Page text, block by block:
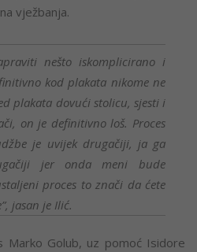
vježbanja.
nešto iskomplicirano i
kod plakata nikome ne
plakata dovući stolicu, sjesti i
on je definitivno loš. Proces
je uvijek drugačiji, ja ga
jer onda meni bude
proces to znači da ćete
jasan je Ilić.
Marko Golub, uz pomoć Isidore